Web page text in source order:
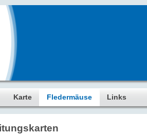
Karte Fledermäuse Links